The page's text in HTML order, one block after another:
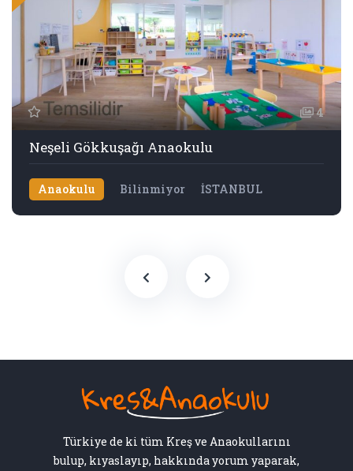
4
Neşeli Gökkuşağı Anaokulu
Anaokulu Bilinmiyor İSTANBUL
Türkiye de ki tüm Kreş ve Anaokullarını
bulup, kıyaslayıp, hakkında yorum yaparak,